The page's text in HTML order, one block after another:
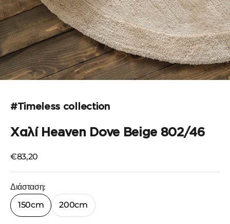
#Timeless collection
Χαλί Heaven Dove Beige 802/46
Τιμή πώλησης
€83,20
Διάσταση:
150cm
200cm